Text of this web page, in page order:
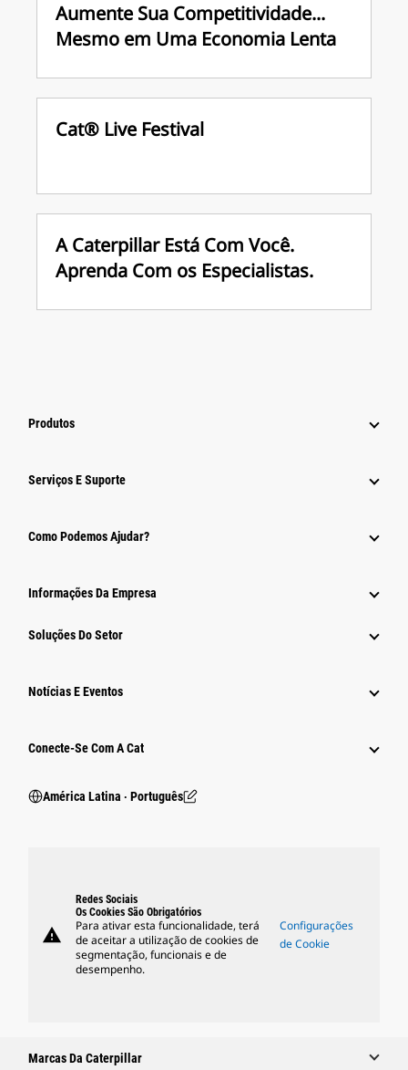
Aumente Sua Competitividade...
Mesmo em Uma Economia Lenta
Cat® Live Festival
A Caterpillar Está Com Você.
Aprenda Com os Especialistas.
Produtos
Serviços E Suporte
Como Podemos Ajudar?
Informações Da Empresa
Soluções Do Setor
Notícias E Eventos
Conecte-Se Com A Cat
América Latina ‧ Português
warning
Redes Sociais
Os Cookies São Obrigatórios
Para ativar esta funcionalidade, terá
de aceitar a utilização de cookies de
segmentação, funcionais e de
desempenho.
Configurações
de Cookie
Marcas Da Caterpillar